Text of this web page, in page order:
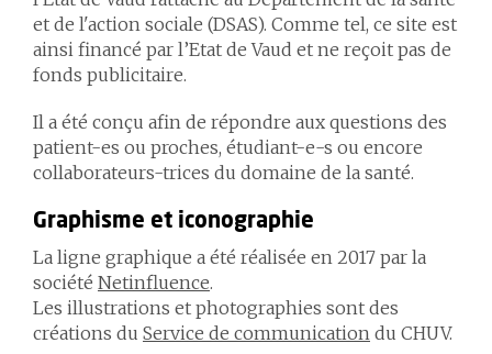
et de l'action sociale (DSAS). Comme tel, ce site est
ainsi financé par l’Etat de Vaud et ne reçoit pas de
fonds publicitaire.
Il a été conçu afin de répondre aux questions des
patient-es ou proches, étudiant-e-s ou encore
collaborateurs-trices du domaine de la santé.
Graphisme et iconographie
La ligne graphique a été réalisée en 2017 par la
société Netinfluence.
Les illustrations et photographies sont des
créations du Service de communication du CHUV.